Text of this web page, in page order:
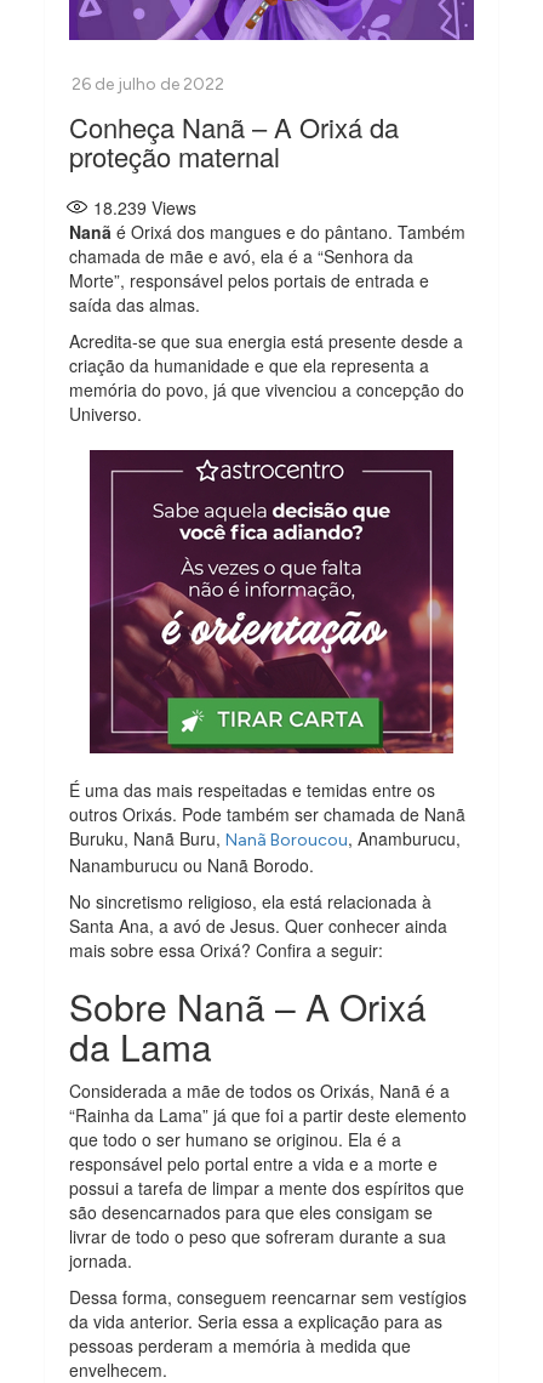
Conheça Nanã – A Orixá da
proteção maternal
18.239 Views
Nanã é Orixá dos mangues e do pântano. Também
chamada de mãe e avó, ela é a “Senhora da
Morte”, responsável pelos portais de entrada e
saída das almas.
Acredita-se que sua energia está presente desde a
criação da humanidade e que ela representa a
memória do povo, já que vivenciou a concepção do
Universo.
É uma das mais respeitadas e temidas entre os
outros Orixás. Pode também ser chamada de Nanã
Buruku, Nanã Buru,Nanã Boroucou, Anamburucu,
Nanamburucu ou Nanã Borodo.
No sincretismo religioso, ela está relacionada à
Santa Ana, a avó de Jesus. Quer conhecer ainda
mais sobre essa Orixá? Confira a seguir:
Sobre Nanã – A Orixá
da Lama
Considerada a mãe de todos os Orixás, Nanã é a
“Rainha da Lama” já que foi a partir deste elemento
que todo o ser humano se originou. Ela é a
responsável pelo portal entre a vida e a morte e
possui a tarefa de limpar a mente dos espíritos que
são desencarnados para que eles consigam se
livrar de todo o peso que sofreram durante a sua
jornada.
Dessa forma, conseguem reencarnar sem vestígios
da vida anterior. Seria essa a explicação para as
pessoas perderam a memória à medida que
envelhecem.